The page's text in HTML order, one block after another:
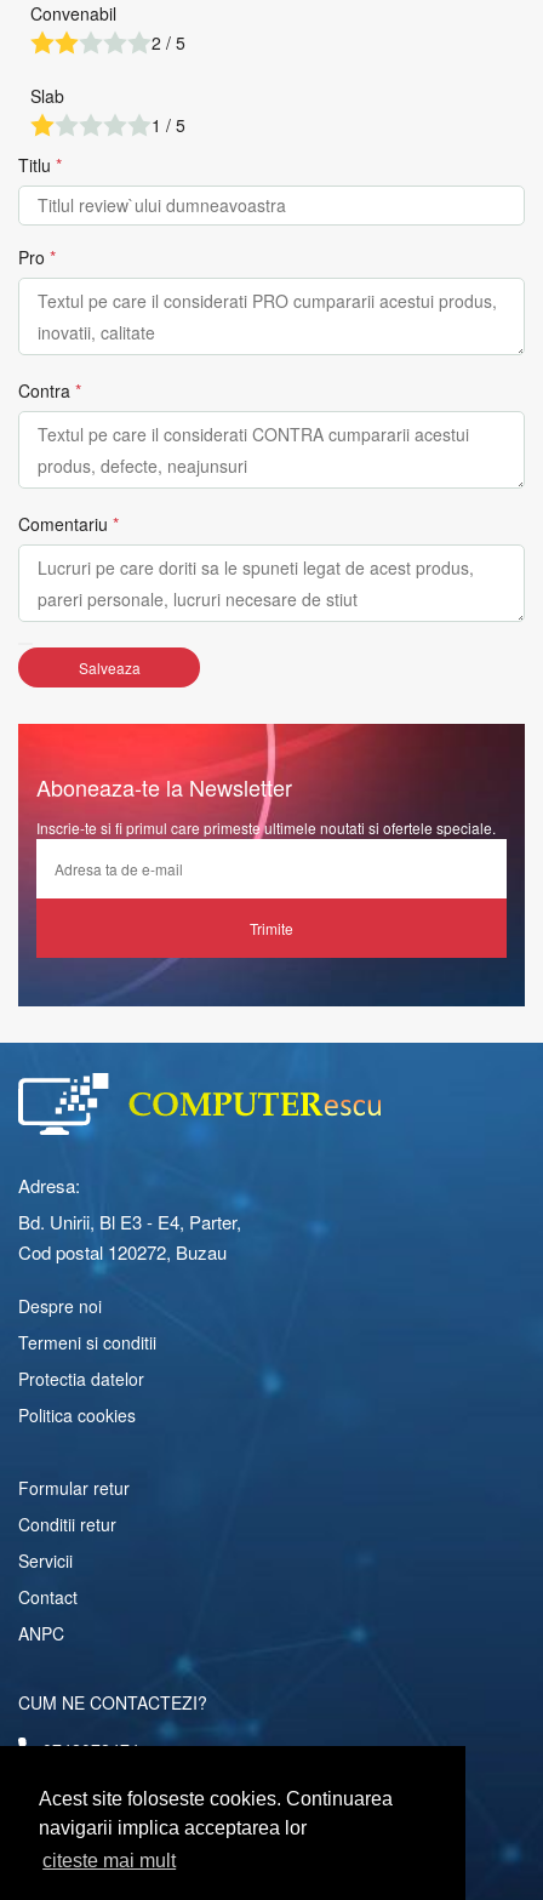
Acest site foloseste cookies. Continuarea
navigarii implica acceptarea lor
citeste mai mult
Convenabil
2 / 5
Slab
1 / 5
Titlu *
Pro *
Contra *
Comentariu *
Salveaza
Aboneaza-te la Newsletter
Inscrie-te si fi primul care primeste ultimele noutati si ofertele speciale.
Trimite
Adresa:
Bd. Unirii, Bl E3 - E4, Parter,
Cod postal 120272, Buzau
Despre noi
Termeni si conditii
Protectia datelor
Politica cookies
Formular retur
Conditii retur
Servicii
Contact
ANPC
CUM NE CONTACTEZI?
0742072474
comenzi@computerescu.ro
URMARESTE-NE SI PE